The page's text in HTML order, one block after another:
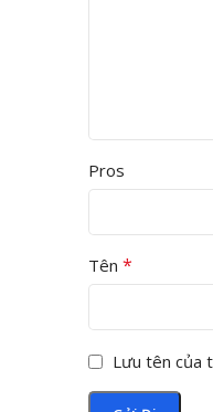
Pros
Tên *
Lưu tên của